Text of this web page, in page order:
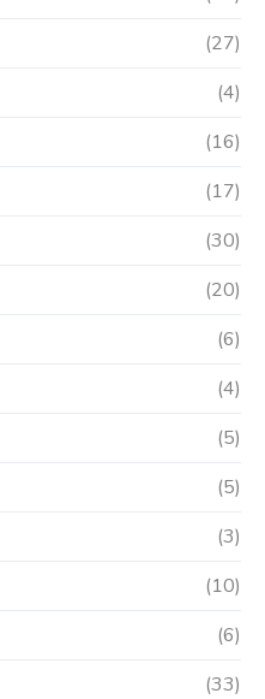
(27)
(4)
(16)
(17)
(30)
(20)
(6)
(4)
(5)
(5)
(3)
(10)
(6)
(33)